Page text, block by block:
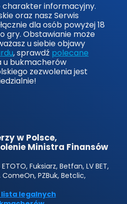
charakter informacyjny.
oraz nasz Serwis
dla osób powyżej 18
gry. Obstawianie może
u siebie objawy
, sprawdź polecane
u bukmacherów
zezwolenia jest
w Polsce,
Ministra Finansów
Fuksiarz, Betfan, LV BET,
ComeOn, PZBuk, Betclic,
lista legalnych